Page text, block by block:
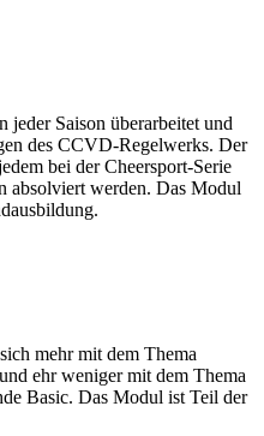
Saison überarbeitet und
des CCVD-Regelwerks. Der
bei der Cheersport-Serie
absolviert werden. Das Modul
mehr mit dem Thema
ehr weniger mit dem Thema
Basic. Das Modul ist Teil der